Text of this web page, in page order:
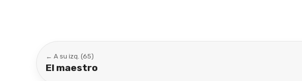
← A su izq. (65)
El maestro